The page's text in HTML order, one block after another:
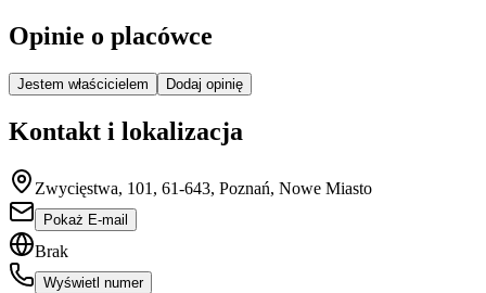
Opinie o placówce
Jestem właścicielem Dodaj opinię
Kontakt i lokalizacja
Zwycięstwa, 101, 61-643, Poznań, Nowe Miasto
Pokaż E-mail
Brak
Wyświetl numer